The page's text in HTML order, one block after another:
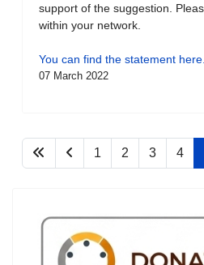
support of the suggestion.
within your network.
You can find the statement here.
07 March 2022
1 2 3 4